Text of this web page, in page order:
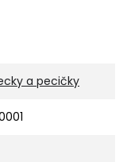
a pecičky